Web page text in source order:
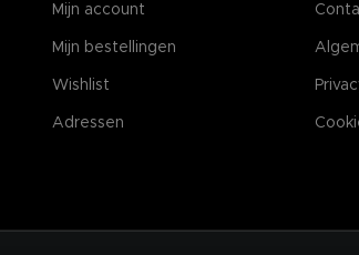
Mijn account
Mijn bestellingen
Wishlist
Adressen